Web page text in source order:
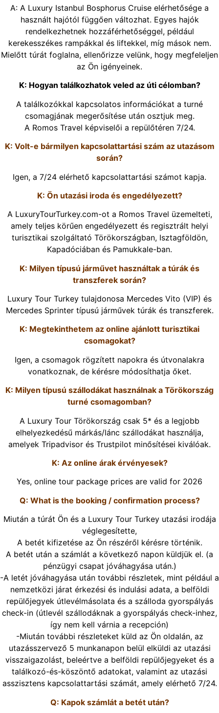
A: A Luxury Istanbul Bosphorus Cruise elérhetősége a
használt hajótól függően változhat. Egyes hajók
rendelkezhetnek hozzáférhetőséggel, például
kerekesszékes rampákkal és liftekkel, míg mások nem.
Mielőtt túrát foglalna, ellenőrizze velünk, hogy megfeleljen
az Ön igényeinek.
K: Hogyan találkozhatok veled az úti célomban?
A találkozókkal kapcsolatos információkat a turné
csomagjának megerősítése után osztjuk meg.
A Romos Travel képviselői a repülőtéren 7/24.
K: Volt-e bármilyen kapcsolattartási szám az utazásom
során?
Igen, a 7/24 elérhető kapcsolattartási számot kapja.
K: Ön utazási iroda és engedélyezett?
A LuxuryTourTurkey.com-ot a Romos Travel üzemelteti,
amely teljes körűen engedélyezett és regisztrált helyi
turisztikai szolgáltató Törökországban, Isztagföldön,
Kapadóciában és Pamukkale-ban.
K: Milyen típusú járművet használtak a túrák és
transzferek során?
Luxury Tour Turkey tulajdonosa Mercedes Vito (VIP) és
Mercedes Sprinter típusú járművek túrák és transzferek.
K: Megtekinthetem az online ajánlott turisztikai
csomagokat?
Igen, a csomagok rögzített napokra és útvonalakra
vonatkoznak, de kérésre módosíthatja őket.
K: Milyen típusú szállodákat használnak a Törökország
turné csomagomban?
A Luxury Tour Törökország csak 5* és a legjobb
elhelyezkedésű márkás/lánc szállodákat használja,
amelyek Tripadvisor és Trustpilot minősítései kiválóak.
K: Az online árak érvényesek?
Yes, online tour package prices are valid for 2026
Q: What is the booking / confirmation process?
Miután a túrát Ön és a Luxury Tour Turkey utazási irodája
véglegesítette,
A betét kifizetése az Ön részéről kérésre történik.
A betét után a számlát a következő napon küldjük el. (a
pénzügyi csapat jóváhagyása után.)
-A letét jóváhagyása után további részletek, mint például a
nemzetközi járat érkezési és indulási adata, a belföldi
repülőjegyek útlevélmásolata és a szálloda gyorspályás
check-in (útlevél szállodáknak a gyorspályás check-inhez,
így nem kell várnia a recepción)
-Miután további részleteket küld az Ön oldalán, az
utazásszervező 5 munkanapon belül elküldi az utazási
visszaigazolást, beleértve a belföldi repülőjegyeket és a
találkozó-és-köszöntő adatokat, valamint az utazási
asszisztens kapcsolattartási számát, amely elérhető 7/24.
Q: Kapok számlát a betét után?